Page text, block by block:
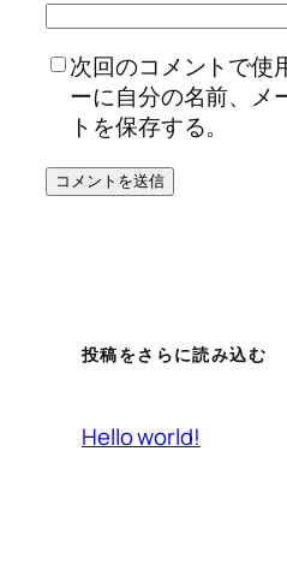
次回のコメントで使
ーに自分の名前、メ
トを保存する。
投稿をさらに読み込む
Hello world!